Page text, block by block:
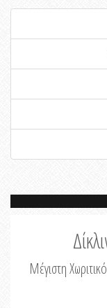
Μέγιστη